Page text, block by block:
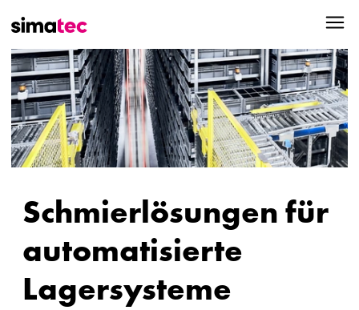
Schmierlösungen für
automatisierte
Lagersysteme